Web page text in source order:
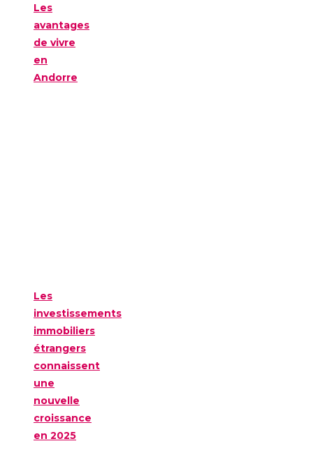
Les
avantages
de vivre
en
Andorre
Les
investissements
immobiliers
étrangers
connaissent
une
nouvelle
croissance
en 2025